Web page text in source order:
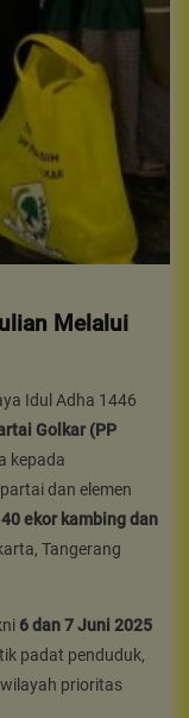
Melalui
Idul Adha 1446
Golkar (PP
kepada
dan elemen
40 ekor kambing dan
Tangerang
6 dan 7 Juni 2025
padat penduduk,
prioritas